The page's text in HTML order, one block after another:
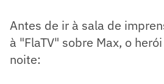
Antes de ir à sala de
à "FlaTV" sobre Max, o
noite: